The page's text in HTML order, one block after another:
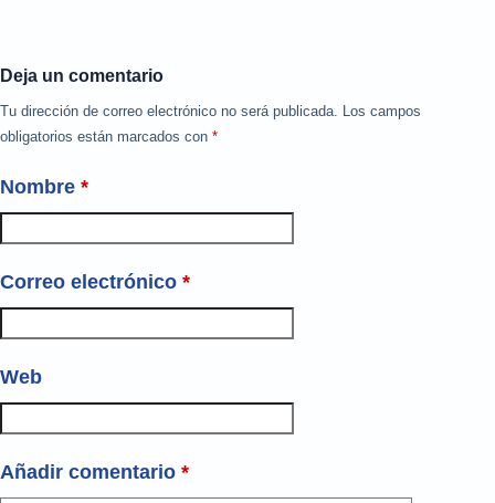
Deja un comentario
Tu dirección de correo electrónico no será publicada. Los campos
obligatorios están marcados con *
Nombre *
Correo electrónico *
Web
Añadir comentario *